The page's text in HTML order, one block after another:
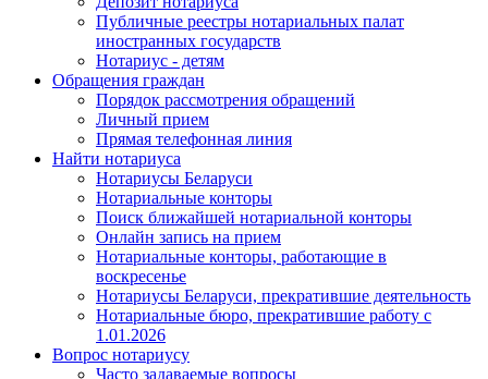
Публичные реестры нотариальных палат
иностранных государств
Нотариус - детям
Обращения граждан
Порядок рассмотрения обращений
Личный прием
Прямая телефонная линия
Найти нотариуса
Нотариусы Беларуси
Нотариальные конторы
Поиск ближайшей нотариальной конторы
Онлайн запись на прием
Нотариальные конторы, работающие в
воскресенье
Нотариусы Беларуси, прекратившие деятельность
Нотариальные бюро, прекратившие работу с
1.01.2026
Вопрос нотариусу
Часто задаваемые вопросы